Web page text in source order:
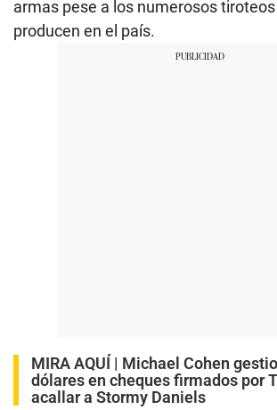
armas pese a los numerosos
producen en el país.
MIRA AQUÍ | Michael Cohen
dólares en cheques firmados por
acallar a Stormy Daniels